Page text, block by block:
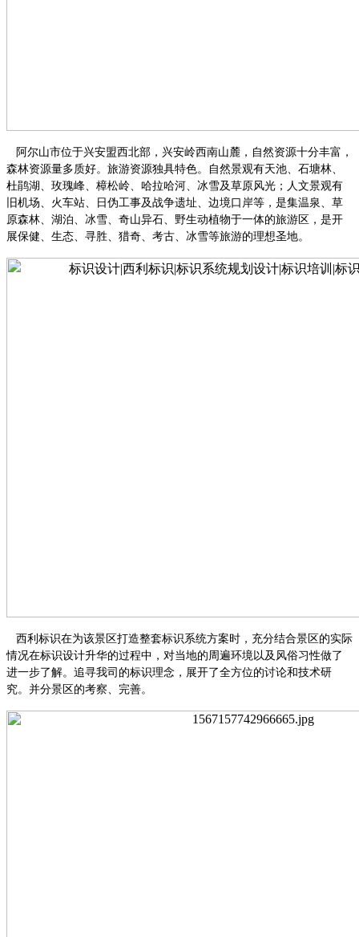
阿尔山市位于兴安盟西北部，兴安岭西南山麓，自然资源十分丰富，
森林资源量多质好。旅游资源独具特色。自然景观有天池、石塘林、
杜鹃湖、玫瑰峰、樟松岭、哈拉哈河、冰雪及草原风光；人文景观有
旧机场、火车站、日伪工事及战争遗址、边境口岸等，是集温泉、草
原森林、湖泊、冰雪、奇山异石、野生动植物于一体的旅游区，是开
展保健、生态、寻胜、猎奇、考古、冰雪等旅游的理想圣地。
西利标识在为该景区打造整套标识系统方案时，充分结合景区的实际
情况在标识设计升华的过程中，对当地的周遍环境以及风俗习性做了
进一步了解。追寻我司的标识理念，展开了全方位的讨论和技术研
究。并分景区的考察、完善。